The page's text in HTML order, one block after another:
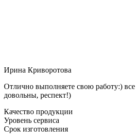
Ирина Криворотова
Отлично выполняете свою работу:) все
довольны, респект!)
Качество продукции
Уровень сервиса
Срок изготовления